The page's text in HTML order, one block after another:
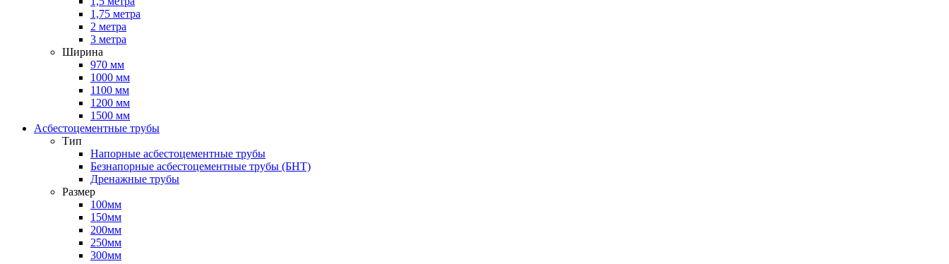
1,75 метра
2 метра
3 метра
Ширина
970 мм
1000 мм
1100 мм
1200 мм
1500 мм
Асбестоцементные трубы
Тип
Напорные асбестоцементные трубы
Безнапорные асбестоцементные трубы (БНТ)
Дренажные трубы
Размер
100мм
150мм
200мм
250мм
300мм